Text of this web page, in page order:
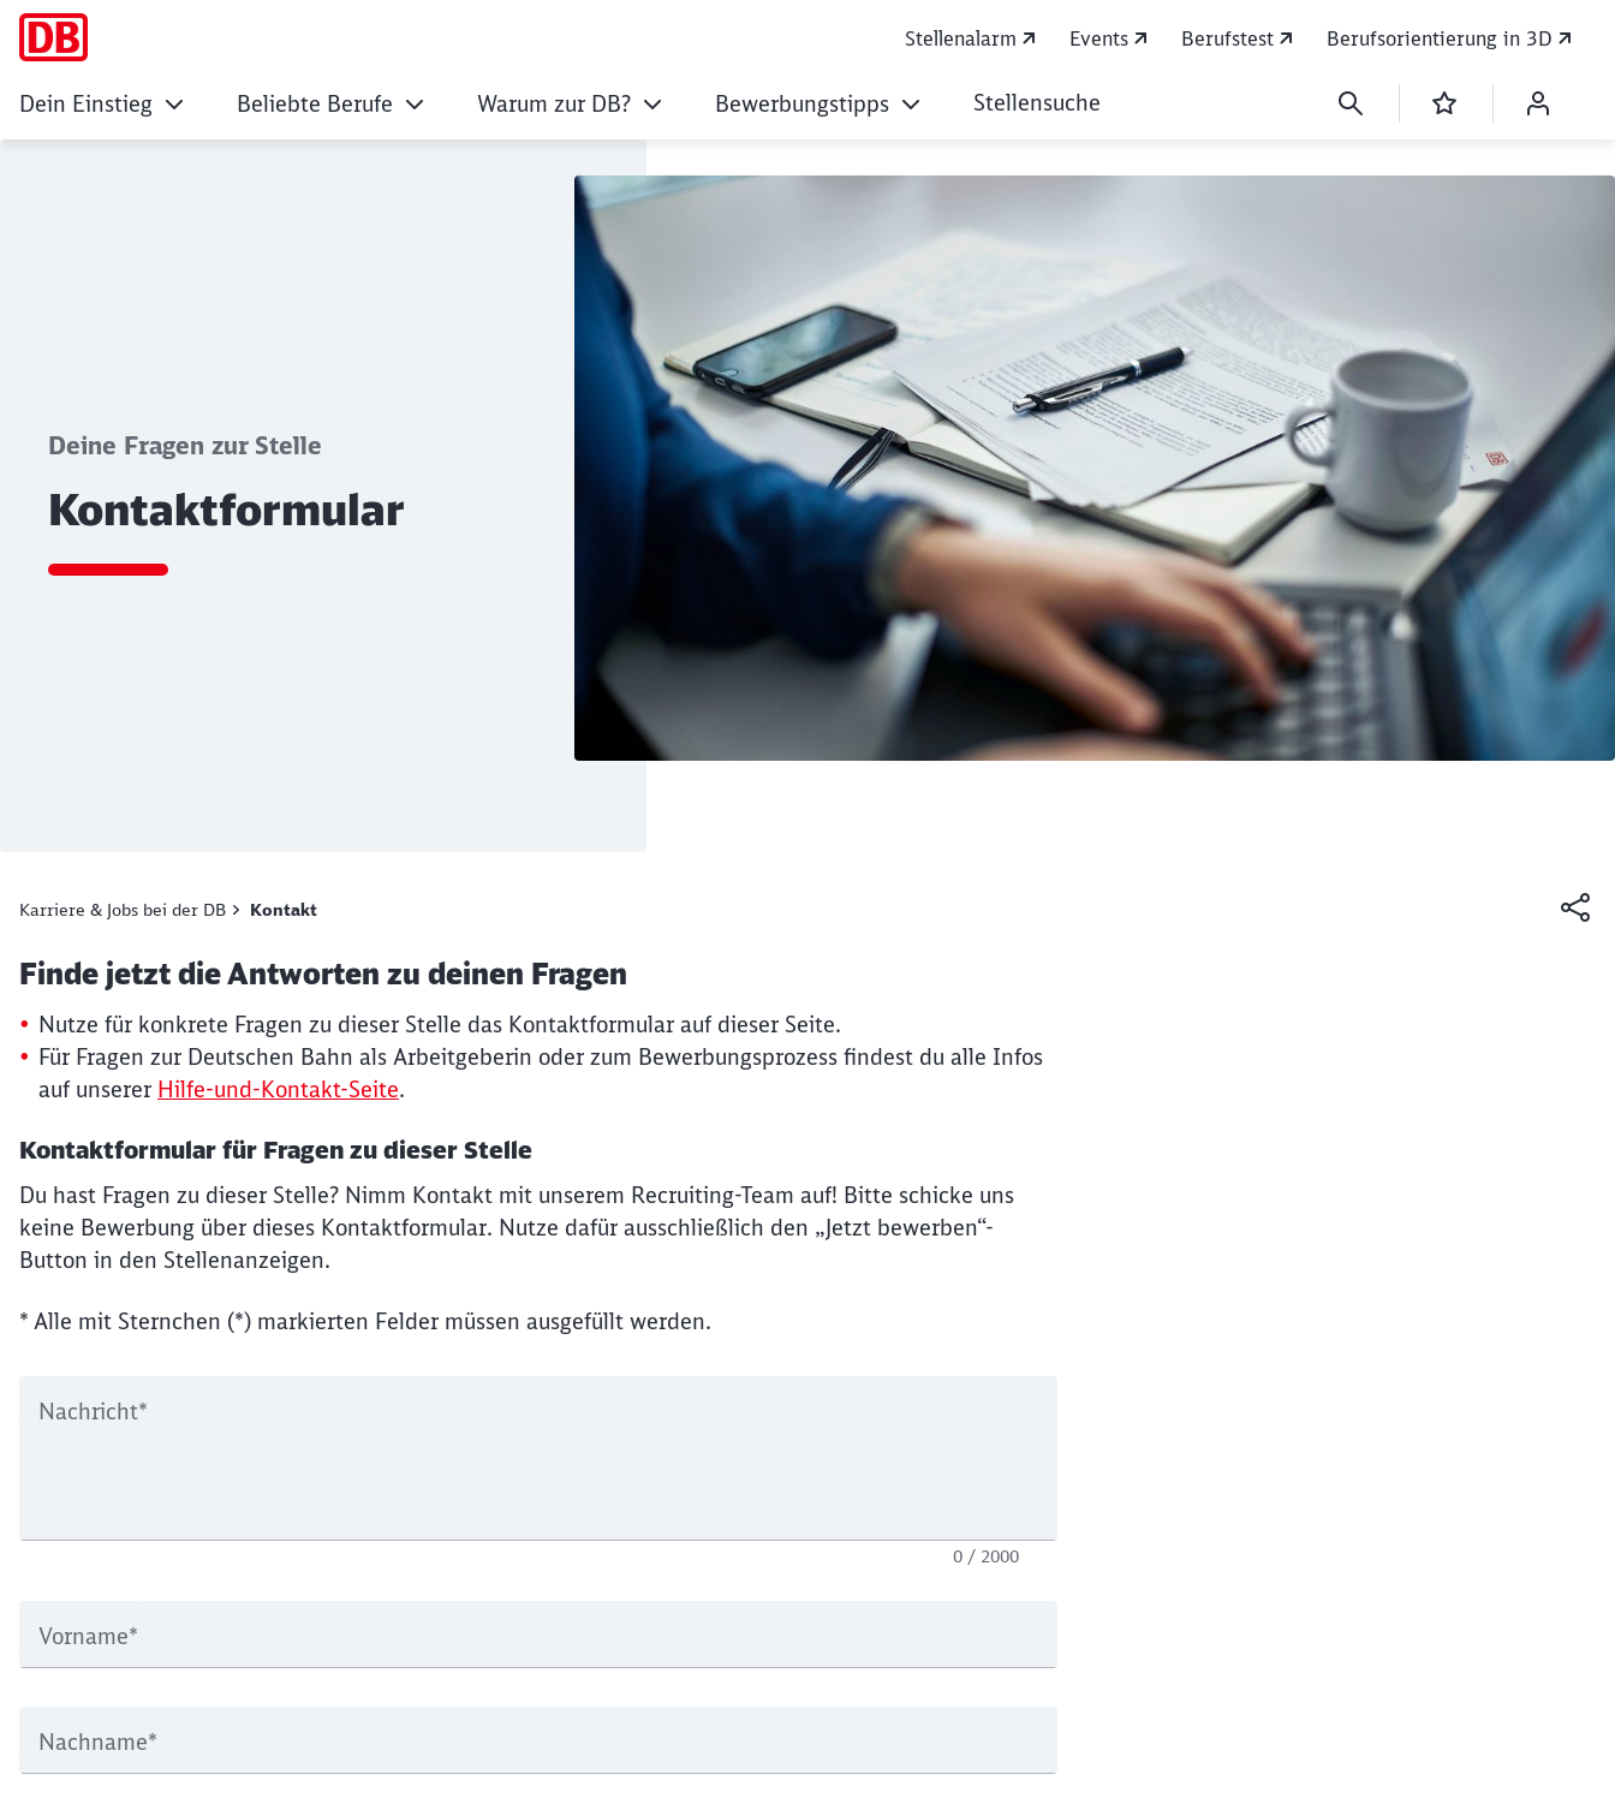
Stellenalarm Events Berufstest Berufsorientierung in 3D
Dein Einstieg Beliebte Berufe Warum zur DB? Bewerbungstipps Stellensuche
Deine Fragen zur Stelle
Kontaktformular
Karriere & Jobs bei der DB Kontakt
19. März 2026, 15:13 Uhr
Artikel:
Kontaktformular
Finde jetzt die Antworten zu deinen Fragen
Nutze für konkrete Fragen zu dieser Stelle das Kontaktformular auf dieser Seite.
Für Fragen zur Deutschen Bahn als Arbeitgeberin oder zum Bewerbungsprozess findest du alle Infos
auf unserer Hilfe-und-Kontakt-Seite.
Kontaktformular für Fragen zu dieser Stelle
Du hast Fragen zu dieser Stelle? Nimm Kontakt mit unserem Recruiting-Team auf! Bitte schicke uns
keine Bewerbung über dieses Kontaktformular. Nutze dafür ausschließlich den „Jetzt bewerben“-
Button in den Stellenanzeigen.
* Alle mit Sternchen (*) markierten Felder müssen ausgefüllt werden.
Nachricht*
0 / 2000
Vorname*
Nachname*